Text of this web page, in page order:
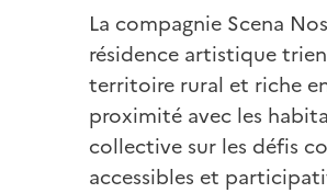
La compagnie Scena
résidence artistique
territoire rural et riche
proximité avec les
collective sur les défis
accessibles et